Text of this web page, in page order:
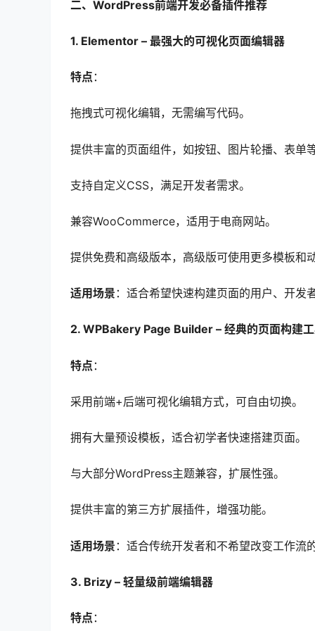
二、WordPress前端开发必备插件推荐
1. Elementor – 最强大的可视化页面编辑器
特点 ：
拖拽式可视化编辑，无需编写代码。
提供丰富的页面组件，如按钮、图片轮播、表单等
支持自定义CSS，满足开发者需求。
兼容WooCommerce，适用于电商网站。
提供免费和高级版本，高级版可使用更多模板和动
适用场景 ：适合希望快速构建页面的用户、开发
2. WPBakery Page Builder – 经典的页面构建
特点 ：
采用前端+后端可视化编辑方式，可自由切换。
拥有大量预设模板，适合初学者快速搭建页面。
与大部分WordPress主题兼容，扩展性强。
提供丰富的第三方扩展插件，增强功能。
适用场景 ：适合传统开发者和不希望改变工作流
3. Brizy – 轻量级前端编辑器
特点 ：